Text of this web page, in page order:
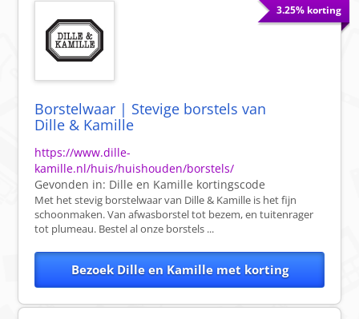
3.25% korting
Borstelwaar | Stevige borstels van
Dille & Kamille
https://www.dille-
kamille.nl/huis/huishouden/borstels/
Gevonden in: Dille en Kamille kortingscode
Met het stevig borstelwaar van Dille & Kamille is het fijn
schoonmaken. Van afwasborstel tot bezem, en tuitenrager
tot plumeau. Bestel al onze borstels ...
Bezoek Dille en Kamille met korting